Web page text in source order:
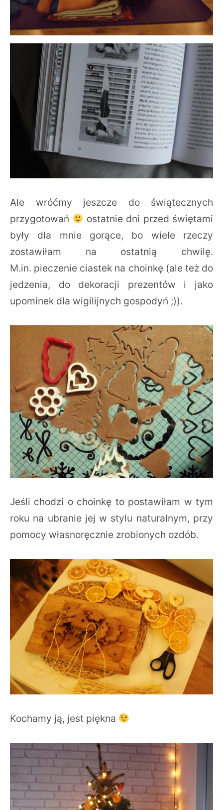
Ale wróćmy jeszcze do świątecznych
przygotowań
ostatnie dni przed świętami
były dla mnie gorące, bo wiele rzeczy
zostawiłam na ostatnią chwilę.
M.in. pieczenie ciastek na choinkę (ale też do
jedzenia, do dekoracji prezentów i jako
upominek dla wigilijnych gospodyń ;)).
Jeśli chodzi o choinkę to postawiłam w tym
roku na ubranie jej w stylu naturalnym, przy
pomocy własnoręcznie zrobionych ozdób.
Kochamy ją, jest piękna